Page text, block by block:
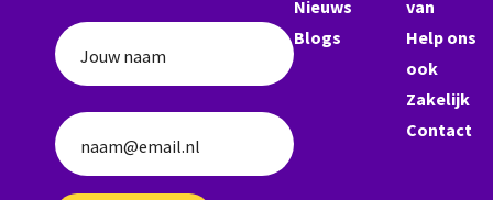
Jouw naam
naam@email.nl
Nieuws
Blogs
van
Help ons
ook
Zakelijk
Contact